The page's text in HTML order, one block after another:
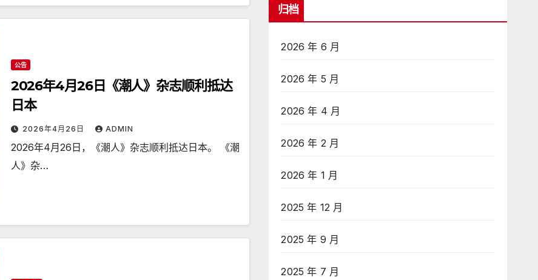
公告
2026年4月26日《潮人》杂志顺利抵达
日本
2026年4月26日 ADMIN
2026年4月26日，《潮人》杂志顺利抵达日本。 《潮
人》杂…
归档
2026 年 6 月
2026 年 5 月
2026 年 4 月
2026 年 2 月
2026 年 1 月
2025 年 12 月
2025 年 9 月
2025 年 7 月